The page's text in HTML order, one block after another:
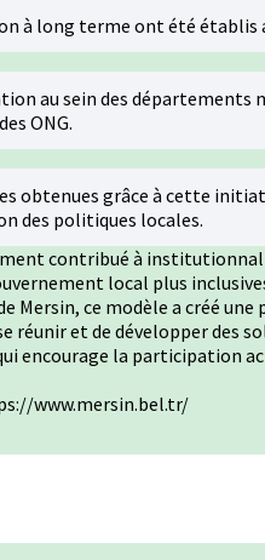
à long terme ont été établis
au sein des départements
ONG.
obtenues grâce à cette
des politiques locales.
contribué à
local plus
Mersin, ce modèle a créé
réunir et de développer des
encourage la participation
www.mersin.bel.tr/